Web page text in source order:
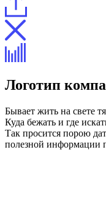
Логотип
Бывает жить на свете
Куда бежать и где
Так просится порою
полезной информации